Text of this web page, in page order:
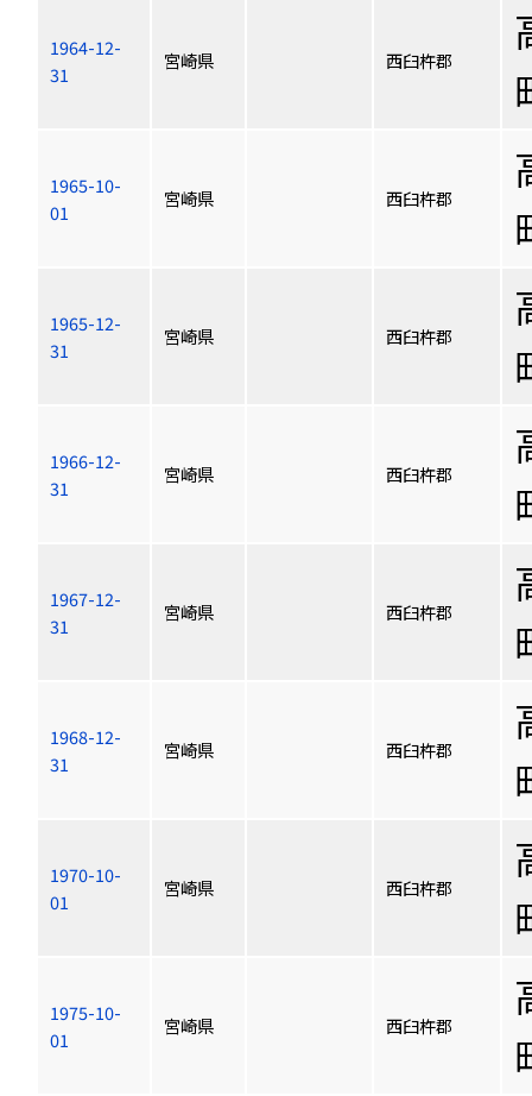
1964-12-
31
宮崎県 西臼杵郡
1965-10-
01
宮崎県 西臼杵郡
1965-12-
31
宮崎県 西臼杵郡
1966-12-
31
宮崎県 西臼杵郡
1967-12-
31
宮崎県 西臼杵郡
1968-12-
31
宮崎県 西臼杵郡
1970-10-
01
宮崎県 西臼杵郡
1975-10-
01
宮崎県 西臼杵郡